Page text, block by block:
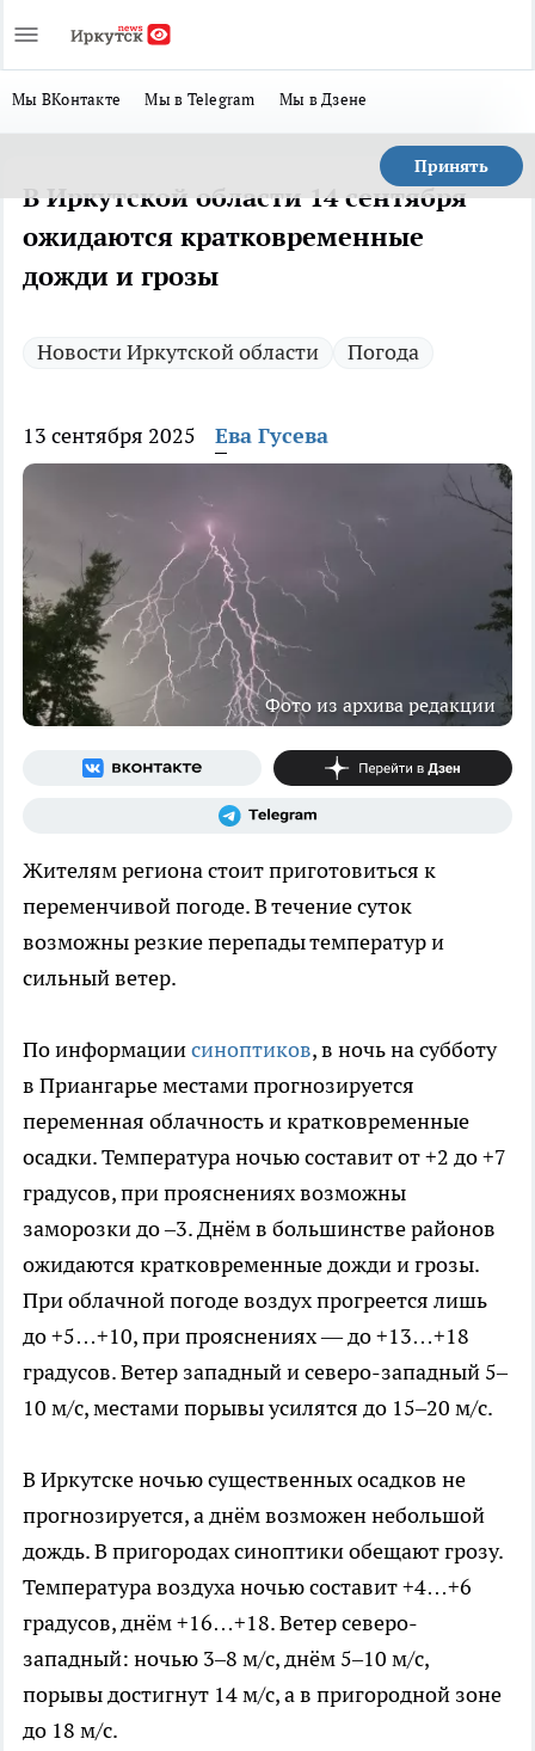
Мы ВКонтакте Мы в Telegram Мы в Дзене
Принять
В Иркутской области 14 сентября
ожидаются кратковременные
дожди и грозы
Новости Иркутской области Погода
13 сентября 2025 Ева Гусева
Фото из архива редакции
Жителям региона стоит приготовиться к
переменчивой погоде. В течение суток
возможны резкие перепады температур и
сильный ветер.
По информациисиноптиков, в ночь на субботу
в Приангарье местами прогнозируется
переменная облачность и кратковременные
осадки. Температура ночью составит от +2 до +7
градусов, при прояснениях возможны
заморозки до –3. Днём в большинстве районов
ожидаются кратковременные дожди и грозы.
При облачной погоде воздух прогреется лишь
до +5…+10, при прояснениях — до +13…+18
градусов. Ветер западный и северо-западный 5–
10 м/с, местами порывы усилятся до 15–20 м/с.
В Иркутске ночью существенных осадков не
прогнозируется, а днём возможен небольшой
дождь. В пригородах синоптики обещают грозу.
Температура воздуха ночью составит +4…+6
градусов, днём +16…+18. Ветер северо-
западный: ночью 3–8 м/с, днём 5–10 м/с,
порывы достигнут 14 м/с, а в пригородной зоне
до 18 м/с.